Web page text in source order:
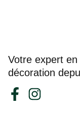
Votre expert
décoration